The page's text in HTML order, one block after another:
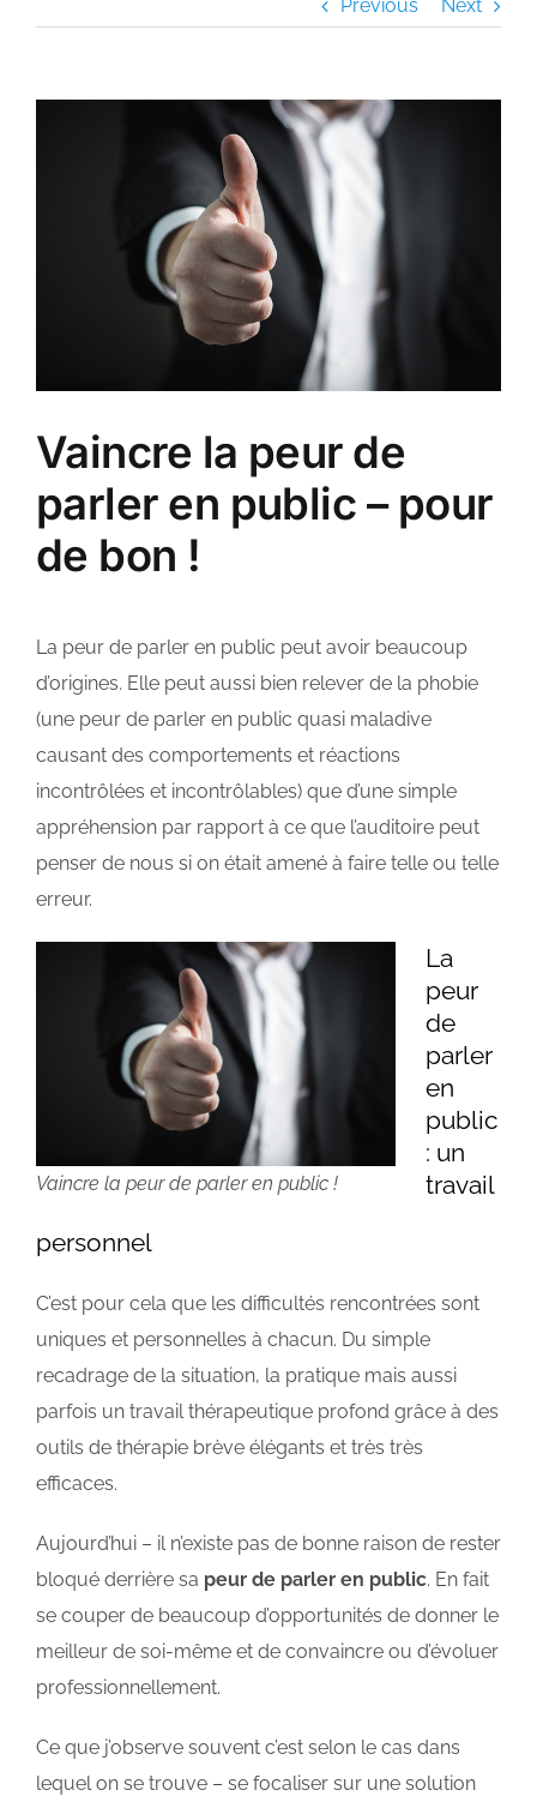
Previous Next
Vaincre la peur de
parler en public – pour
de bon !
La peur de parler en public peut avoir beaucoup
d’origines. Elle peut aussi bien relever de la phobie
(une peur de parler en public quasi maladive
causant des comportements et réactions
incontrôlées et incontrôlables) que d’une simple
appréhension par rapport à ce que l’auditoire peut
penser de nous si on était amené à faire telle ou telle
erreur.
Vaincre la peur de parler en public !
La
peur
de
parler
en
public
: un
travail
personnel
C’est pour cela que les difficultés rencontrées sont
uniques et personnelles à chacun. Du simple
recadrage de la situation, la pratique mais aussi
parfois un travail thérapeutique profond grâce à des
outils de thérapie brève élégants et très très
efficaces.
Aujourd’hui – il n’existe pas de bonne raison de rester
bloqué derrière sa peur de parler en public. En fait
se couper de beaucoup d’opportunités de donner le
meilleur de soi-même et de convaincre ou d’évoluer
professionnellement.
Ce que j’observe souvent c’est selon le cas dans
lequel on se trouve – se focaliser sur une solution